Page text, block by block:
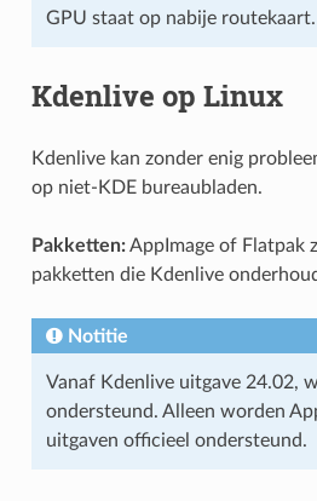
GPU staat op nabije routekaart.
Kdenlive op Linux
Kdenlive kan zonder enig
op niet-KDE bureaubladen.
Pakketten:AppImage of Flatpak
pakketten die Kdenlive
Notitie
Vanaf Kdenlive uitgave 24.02,
ondersteund. Alleen worden
uitgaven officieel ondersteund.